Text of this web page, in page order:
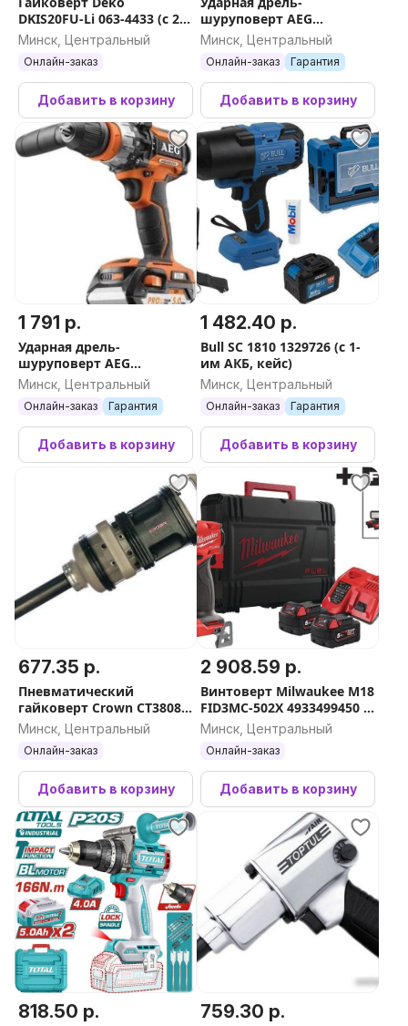
DKIS20FU-Li 063-4433 (с 2-
мя АКБ, кейс)
Минск, Центральный
Онлайн-заказ
Добавить в корзину
шуруповерт AEG
Powertools BSB 18BL2-602K
4935481043 (с 2-мя АКБ,
кейс)
Минск, Центральный
Онлайн-заказ Гарантия
Добавить в корзину
1 791 р.
Ударная дрель-
шуруповерт AEG
Powertools BSB 18 CBL LI-
502C 4935459396 (с 2-мя
АКБ)
Минск, Центральный
Онлайн-заказ Гарантия
Добавить в корзину
1 482.40 р.
Bull SC 1810 1329726 (с 1-
им АКБ, кейс)
Минск, Центральный
Онлайн-заказ Гарантия
Добавить в корзину
677.35 р.
Пневматический
гайковерт Crown CT38083
BMC
Минск, Центральный
Онлайн-заказ
Добавить в корзину
2 908.59 р.
Винтоверт Milwaukee M18
FID3MC-502X 4933499450 (с
2-мя АКБ, кейс)
Минск, Центральный
Онлайн-заказ
Добавить в корзину
818.50 р. 759.30 р.